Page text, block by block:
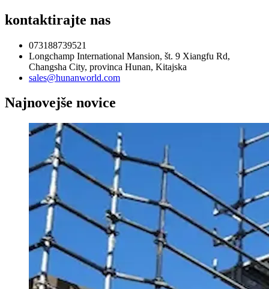
kontaktirajte nas
073188739521
Longchamp International Mansion, št. 9 Xiangfu Rd,
Changsha City, provinca Hunan, Kitajska
sales@hunanworld.com
Najnovejše novice